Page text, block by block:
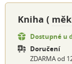
Kniha (
Dostupné u
Doručení
ZDARMA od